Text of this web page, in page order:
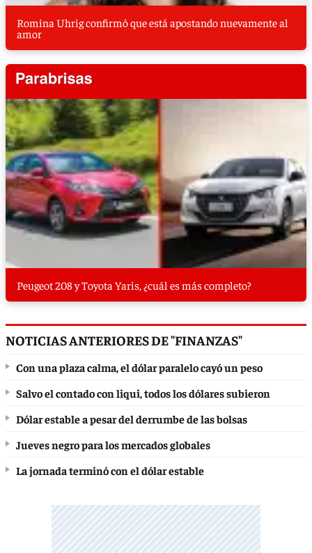
Romina Uhrig confirmó que está apostando nuevamente al
amor
Peugeot 208 y Toyota Yaris, ¿cuál es más completo?
NOTICIAS ANTERIORES DE "FINANZAS"
Con una plaza calma, el dólar paralelo cayó un peso
Salvo el contado con liqui, todos los dólares subieron
Dólar estable a pesar del derrumbe de las bolsas
Jueves negro para los mercados globales
La jornada terminó con el dólar estable